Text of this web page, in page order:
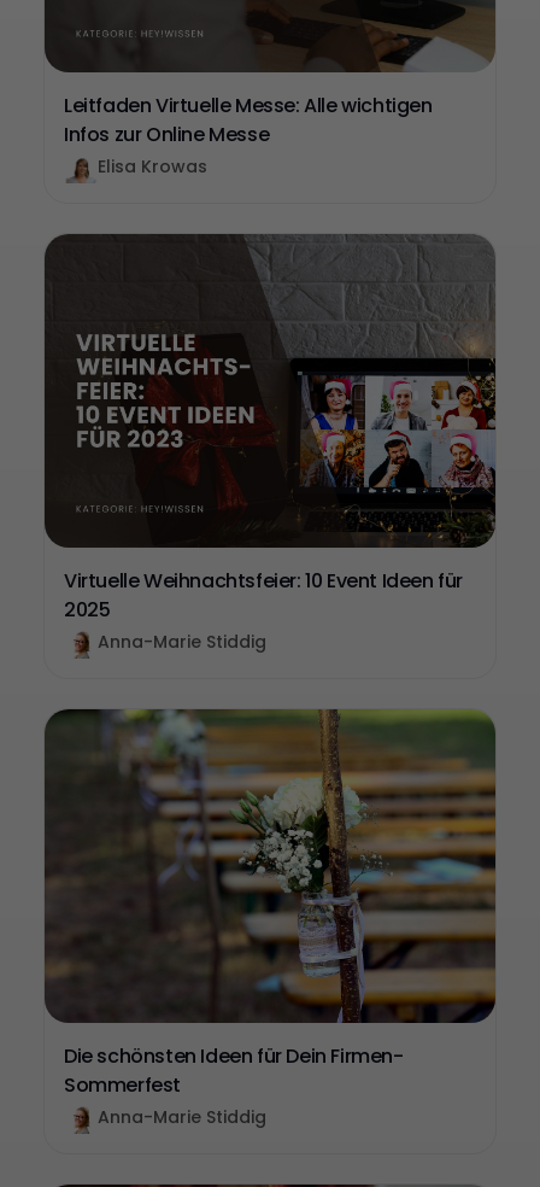
Leitfaden Virtuelle Messe: Alle wichtigen
Infos zur Online Messe
Elisa Krowas
Virtuelle Weihnachtsfeier: 10 Event Ideen für
2025
Anna-Marie Stiddig
Die schönsten Ideen für Dein Firmen-
Sommerfest
Anna-Marie Stiddig